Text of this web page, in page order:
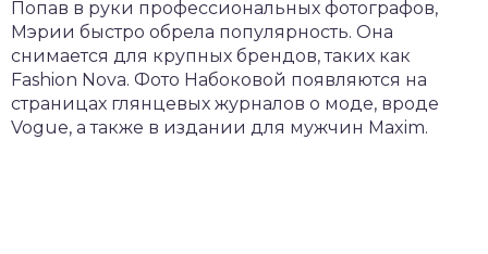
Попав в руки профессиональных фотографов,
Мэрии быстро обрела популярность. Она
снимается для крупных брендов, таких как
Fashion Nova. Фото Набоковой появляются на
страницах глянцевых журналов о моде, вроде
Vogue, а также в издании для мужчин Maxim.